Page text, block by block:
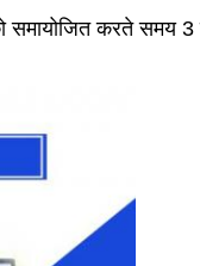
करते समय 3